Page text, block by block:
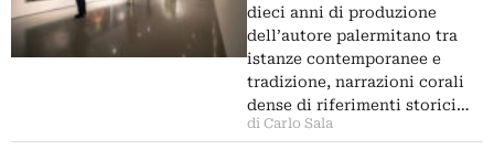
dieci anni di produzione
dell’autore palermitano tra
istanze contemporanee e
tradizione, narrazioni corali
dense di riferimenti storici…
di Carlo Sala